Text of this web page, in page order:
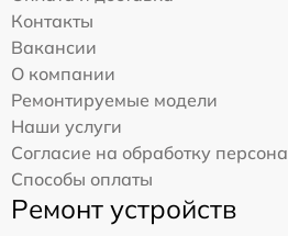
Контакты
Вакансии
О компании
Ремонтируемые модели
Наши услуги
Согласие на обработку
Способы оплаты
Ремонт устройств